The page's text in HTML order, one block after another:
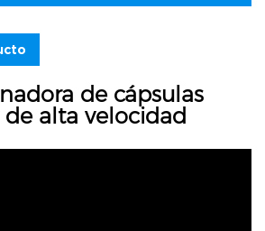
de cápsulas
alta velocidad